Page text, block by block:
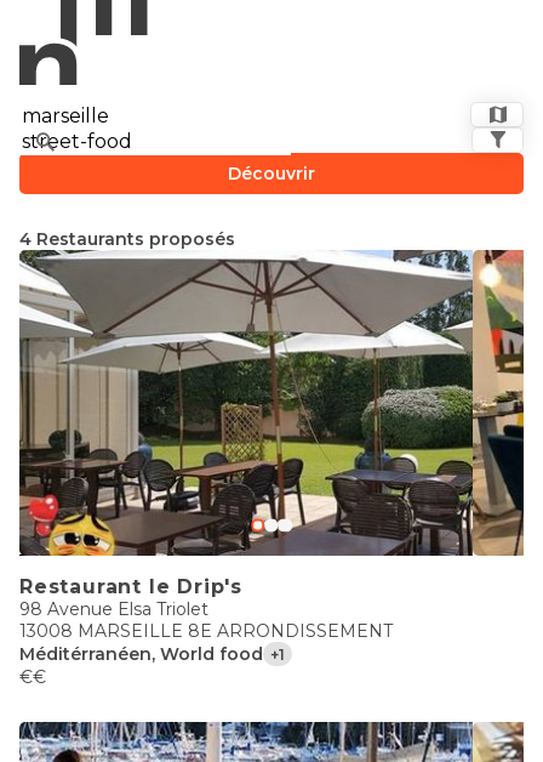
Découvrir
4 Restaurants proposés
Restaurant le Drip's
98 Avenue Elsa Triolet
13008 MARSEILLE 8E ARRONDISSEMENT
Méditérranéen, World food +1
€€